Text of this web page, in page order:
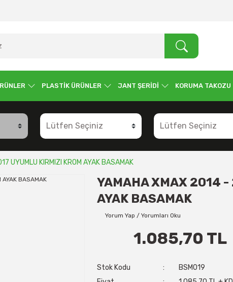
PLASTİK ÜRÜNLER JANT ŞERİDİ KORUMA TAKOZU
UYUMLU KIRMIZI KROM AYAK BASAMAK
YAMAHA XMAX 2014 -
AYAK BASAMAK
Yorum Yap / Yorumları Oku
1.085,70 TL
Stok Kodu
BSM019